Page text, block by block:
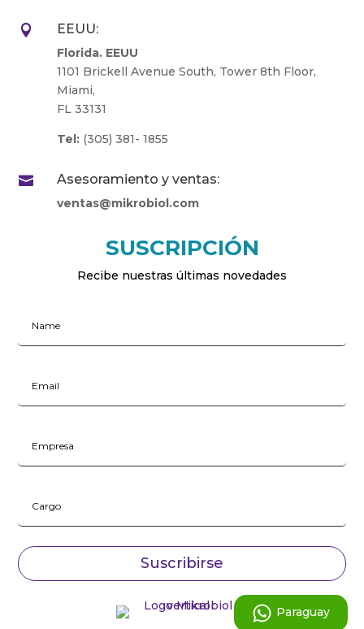
Paraguay
 EEUU:
Florida. EEUU
1101 Brickell Avenue South, Tower 8th Floor,
Miami,
FL 33131
Tel: (305) 381- 1855
 Asesoramiento y ventas:
ventas@mikrobiol.com
SUSCRIPCIÓN
Recibe nuestras últimas novedades
Suscribirse